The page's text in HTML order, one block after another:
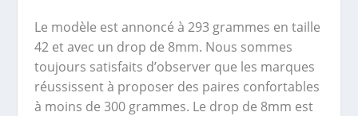
Le modèle est annoncé à 293 grammes en taille
42 et avec un drop de 8mm. Nous sommes
toujours satisfaits d’observer que les marques
réussissent à proposer des paires confortables
à moins de 300 grammes. Le drop de 8mm est